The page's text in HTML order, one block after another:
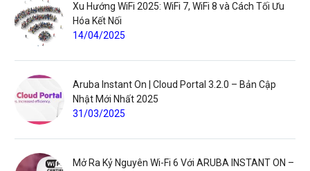
Xu Hướng WiFi 2025: WiFi 7, WiFi 8 và Cách Tối Ưu
Hóa Kết Nối
14/04/2025
Aruba Instant On | Cloud Portal 3.2.0 – Bản Cập
Nhật Mới Nhất 2025
31/03/2025
Mở Ra Kỷ Nguyên Wi-Fi 6 Với ARUBA INSTANT ON –